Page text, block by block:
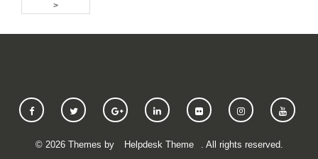
© 2026Themes by Helpdesk Theme . All rights reserved.